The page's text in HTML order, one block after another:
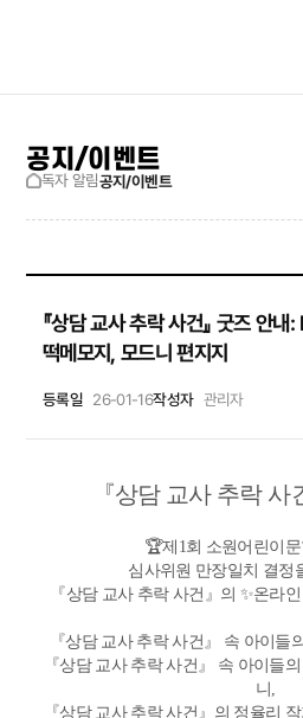
공지/이벤트
독자 알림공지/이벤트
『상담 교사 추락 사건』 굿즈 안
떡메모지, 모드니 편지지
등록일 26-01-16작성자 관리자
『상담 교사 추락 사
🏆제1회 소원어린이
심사위원 만장일치 결정
『상담 교사 추락 사건』의 ✨온라
『상담 교사 추락 사건』 속 아이들
『상담 교사 추락 사건』 속 아이들
니,
『상담 교사 추락 사건』의 정율리